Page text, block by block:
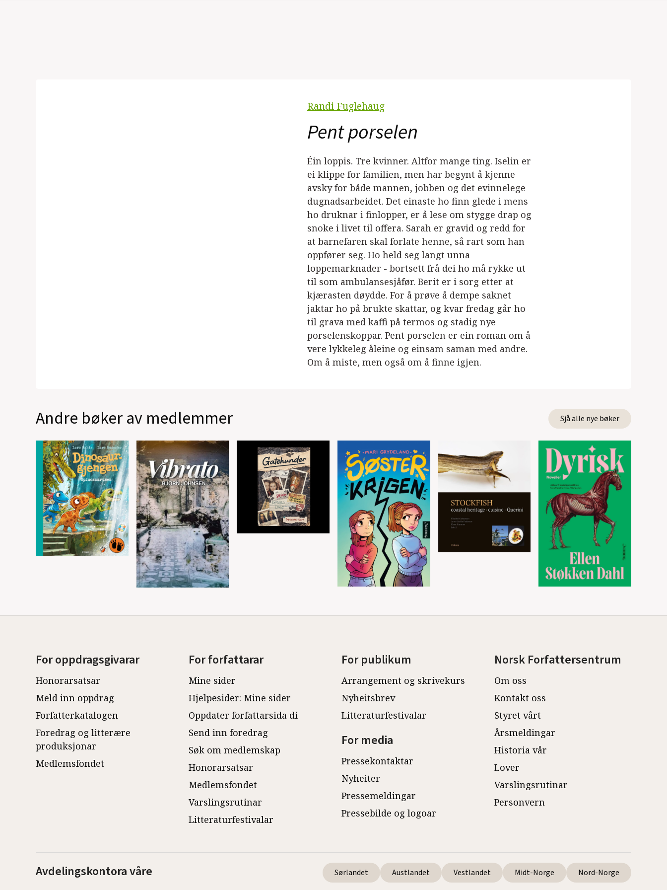
Randi Fuglehaug
Pent porselen
Éin loppis. Tre kvinner. Altfor mange ting. Iselin er
ei klippe for familien, men har begynt å kjenne
avsky for både mannen, jobben og det evinnelege
dugnadsarbeidet. Det einaste ho finn glede i mens
ho druknar i finlopper, er å lese om stygge drap og
snoke i livet til offera. Sarah er gravid og redd for
at barnefaren skal forlate henne, så rart som han
oppfører seg. Ho held seg langt unna
loppemarknader - bortsett frå dei ho må rykke ut
til som ambulansesjåfør. Berit er i sorg etter at
kjærasten døydde. For å prøve å dempe saknet
jaktar ho på brukte skattar, og kvar fredag går ho
til grava med kaffi på termos og stadig nye
porselenskoppar. Pent porselen er ein roman om å
vere lykkeleg åleine og einsam saman med andre.
Om å miste, men også om å finne igjen.
Andre bøker av medlemmer Sjå alle nye bøker
For oppdragsgivarar
Honorarsatsar
Meld inn oppdrag
Forfatterkatalogen
Foredrag og litterære
produksjonar
Medlemsfondet
For forfattarar
Mine sider
Hjelpesider: Mine sider
Oppdater forfattarsida di
Send inn foredrag
Søk om medlemskap
Honorarsatsar
Medlemsfondet
Varslingsrutinar
Litteraturfestivalar
For publikum
Arrangement og skrivekurs
Nyheitsbrev
Litteraturfestivalar
For media
Pressekontaktar
Nyheiter
Pressemeldingar
Pressebilde og logoar
Norsk Forfattersentrum
Om oss
Kontakt oss
Styret vårt
Årsmeldingar
Historia vår
Lover
Varslingsrutinar
Personvern
Avdelingskontora våre Sørlandet Austlandet Vestlandet Midt-Norge Nord-Norge